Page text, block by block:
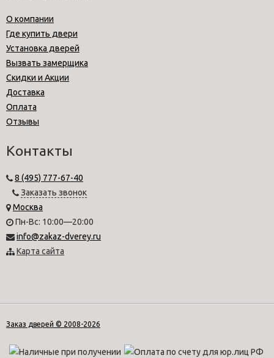
О компании
Где купить двери
Установка дверей
Вызвать замерщика
Скидки и Акции
Доставка
Оплата
Отзывы
Контакты
8 (495) 777-67-40
Заказать звонок
Москва
Пн-Вс: 10:00—20:00
info@zakaz-dverey.ru
Карта сайта
Заказ дверей © 2008-2026